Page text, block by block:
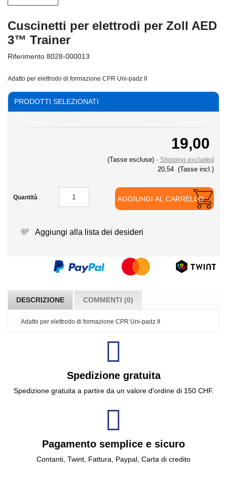
Cuscinetti per elettrodi per Zoll AED
3™ Trainer
Riferimento 8028-000013
Adatto per elettrodo di formazione CPR Uni-padz II
PRODOTTI SELEZIONATI
19,00
(Tasse escluse)
Shipping excluded
20,54 (Tasse incl.)
Quantità AGGIUNGI AL CARRELLO
Aggiungi alla lista dei desideri
DESCRIZIONE COMMENTI (0)
Adatto per elettrodo di formazione CPR Uni-padz II
Spedizione gratuita
Spedizione gratuita a partire da un valore d'ordine di 150 CHF.
Pagamento semplice e sicuro
Contanti, Twint, Fattura, Paypal, Carta di credito